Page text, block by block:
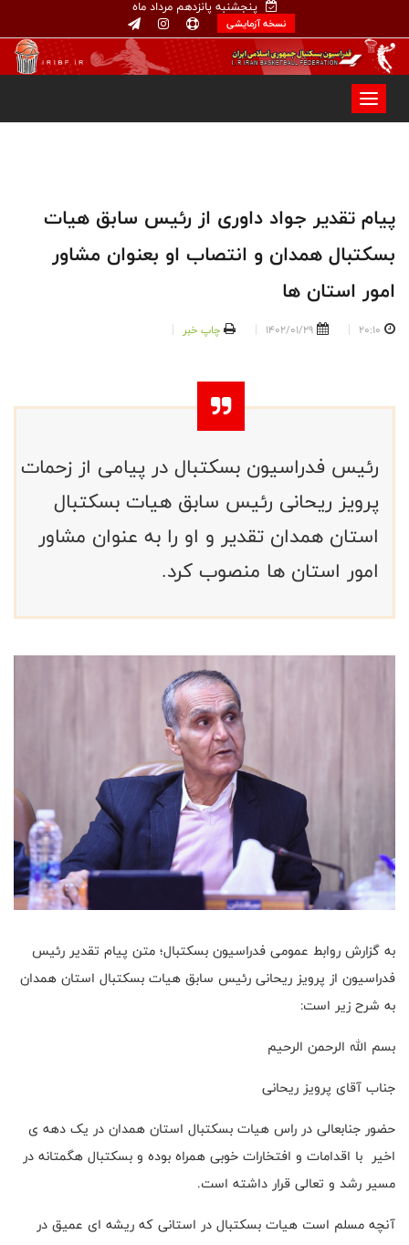
پنجشنبه پانزدهم مرداد ماه
نسخه آزمایشی
پیام تقدیر جواد داوری از رئیس سابق هیات
بسکتبال همدان و انتصاب او بعنوان مشاور
امور استان ها
20:10
1402/01/29 چاپ خبر
رئیس فدراسیون بسکتبال در پیامی از زحمات
پرویز ریحانی رئیس سابق هیات بسکتبال
استان همدان تقدیر و او را به عنوان مشاور
امور استان ها منصوب کرد.
به گزارش روابط عمومی فدراسیون بسکتبال؛ متن پیام تقدیر رئیس
فدراسیون از پرویز ریحانی رئیس سابق هیات بسکتبال استان همدان
به شرح زیر است:
بسم الله الرحمن الرحیم
جناب آقای پرویز ریحانی
حضور جنابعالی در راس هیات بسکتبال استان همدان در یک دهه ی
اخیر با اقدامات و افتخارات خوبی همراه بوده و بسکتبال هگمتانه در
مسیر رشد و تعالی قرار داشته است.
آنچه مسلم است هیات بسکتبال در استانی که ریشه ای عمیق در